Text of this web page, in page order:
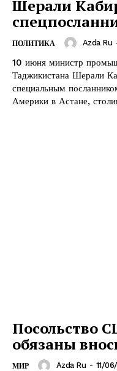
Шерали
ПОЛИТИКА Azda Ru
10 июня министр
Таджикистана Шерали
специальным
Посольство
обязаны
МИР Azda Ru - 11/